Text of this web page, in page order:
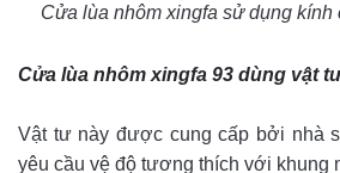
Cửa lùa nhôm xingfa sử dụng
Cửa lùa nhôm xingfa 93 dùng vật
Vật tư này được cung cấp bởi nhà
yêu cầu vệ độ tương thích với khung